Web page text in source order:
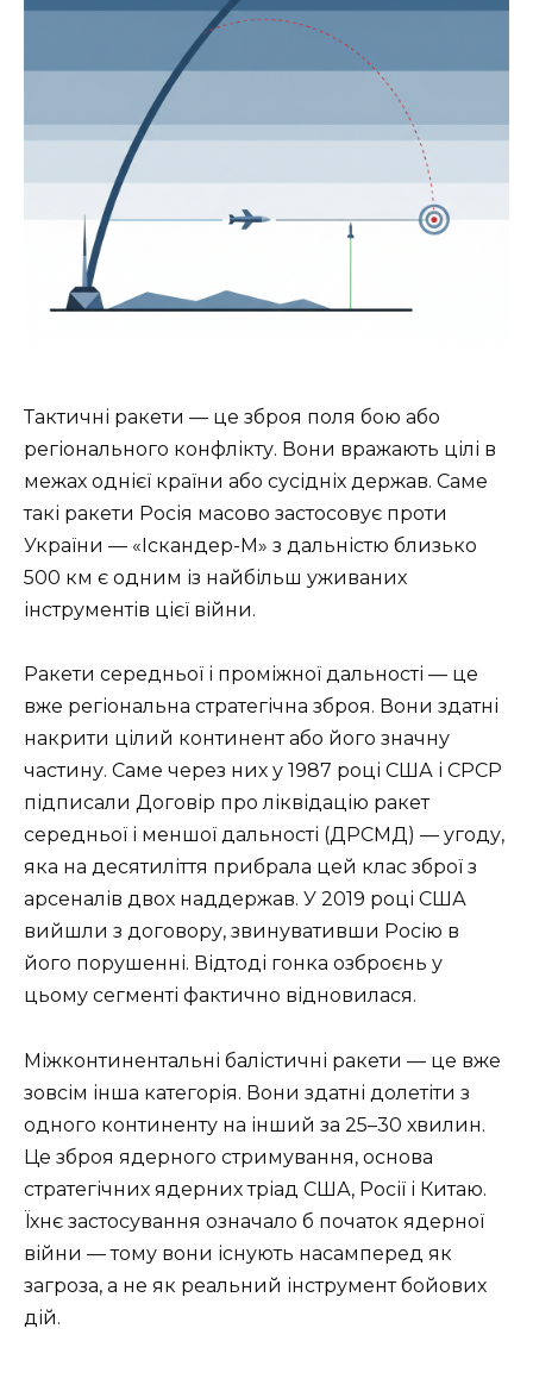
Тактичні ракети — це зброя поля бою або
регіонального конфлікту. Вони вражають цілі в
межах однієї країни або сусідніх держав. Саме
такі ракети Росія масово застосовує проти
України — «Іскандер-М» з дальністю близько
500 км є одним із найбільш уживаних
інструментів цієї війни.
Ракети середньої і проміжної дальності — це
вже регіональна стратегічна зброя. Вони здатні
накрити цілий континент або його значну
частину. Саме через них у 1987 році США і СРСР
підписали Договір про ліквідацію ракет
середньої і меншої дальності (ДРСМД) — угоду,
яка на десятиліття прибрала цей клас зброї з
арсеналів двох наддержав. У 2019 році США
вийшли з договору, звинувативши Росію в
його порушенні. Відтоді гонка озброєнь у
цьому сегменті фактично відновилася.
Міжконтинентальні балістичні ракети — це вже
зовсім інша категорія. Вони здатні долетіти з
одного континенту на інший за 25–30 хвилин.
Це зброя ядерного стримування, основа
стратегічних ядерних тріад США, Росії і Китаю.
Їхнє застосування означало б початок ядерної
війни — тому вони існують насамперед як
загроза, а не як реальний інструмент бойових
дій.